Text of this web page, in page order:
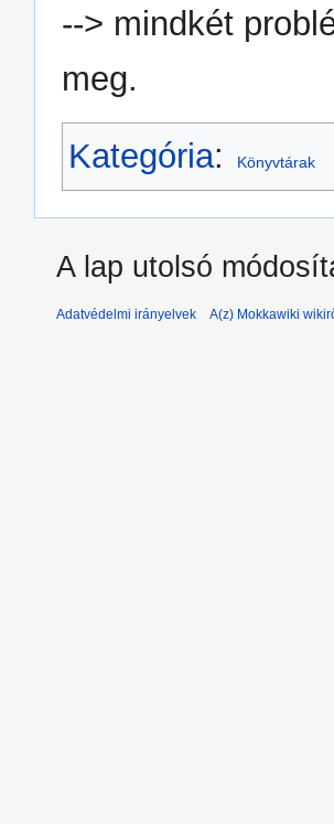
--> mindkét
meg.
Kategória: Könyvtárak
A lap utolsó
Adatvédelmi irányelvek A(z) Mokkawiki